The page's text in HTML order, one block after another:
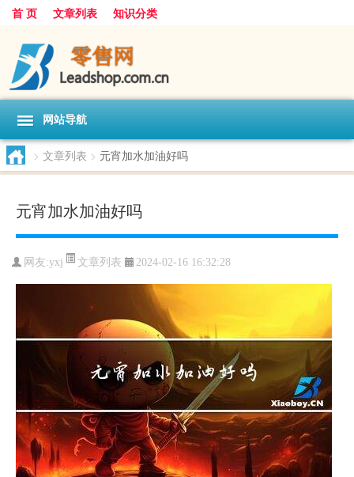
首 页 文章列表 知识分类
网站导航
> 文章列表 > 元宵加水加油好吗
元宵加水加油好吗
网友:yxj 文章列表 2024-02-16 16:32:28